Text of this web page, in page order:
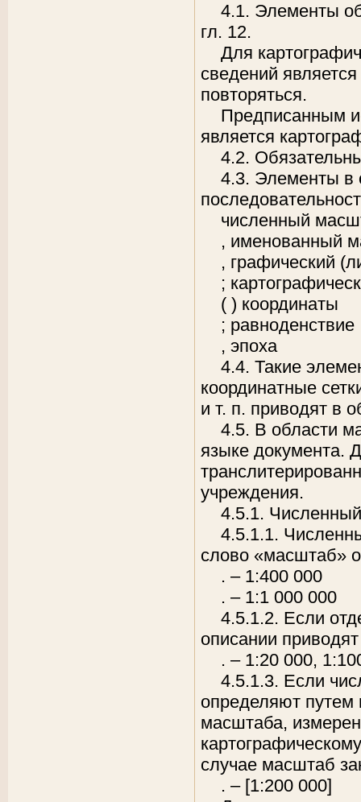
4.1. Элементы
гл. 12.
Для
сведений
повторяться.
Предписанным
является
4.2.
4.3. Элементы в
численный
, именованный
, графический
;
( ) координаты
; равноденствие
, эпоха
4.4. Такие
координатные
и т. п. приводят в
4.5. В области
языке документа.
учреждения.
4.5.1.
4.5.1.1.
слово «масштаб»
. – 1:400 000
. – 1:1 000 000
4.5.1.2. Если
описании
. – 1:20 000,
4.5.1.3. Если
определяют
масштаба,
случае масштаб
. – [1:200 000]